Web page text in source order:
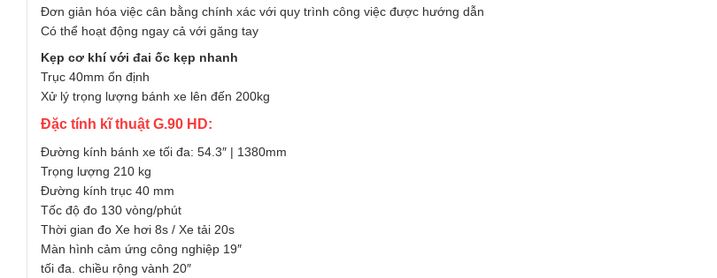
Đơn giản hóa việc cân bằng chính xác với quy trình công việc được hướng dẫn
Có thể hoạt động ngay cả với găng tay
Kẹp cơ khí với đai ốc kẹp nhanh
Trục 40mm ổn định
Xử lý trọng lượng bánh xe lên đến 200kg
Đặc tính kĩ thuật G.90 HD:
Đường kính bánh xe tối đa: 54.3″ | 1380mm
Trọng lượng 210 kg
Đường kính trục 40 mm
Tốc độ đo 130 vòng/phút
Thời gian đo Xe hơi 8s / Xe tải 20s
Màn hình cảm ứng công nghiệp 19″
tối đa. chiều rộng vành 20″